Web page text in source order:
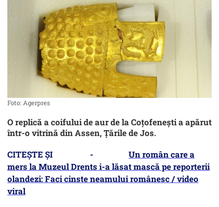
Foto: Agerpres
O replică a coifului de aur de la Coțofenești a apărut
într-o vitrină din Assen, Țările de Jos.
CITEȘTE ȘI - Un român care a
mers la Muzeul Drents i-a lăsat mască pe reporterii
olandezi: Faci cinste neamului românesc / video
viral